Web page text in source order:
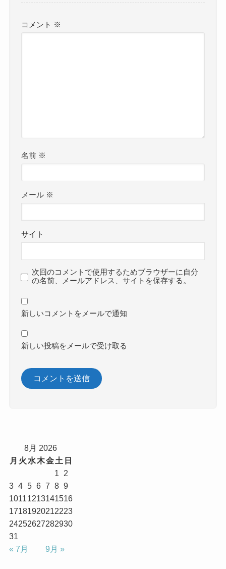
コメント ※
名前 ※
メール ※
サイト
次回のコメントで使用するためブラウザーに自分
の名前、メールアドレス、サイトを保存する。
新しいコメントをメールで通知
新しい投稿をメールで受け取る
8月 2026
月 火 水木金土 日
1
2
3 4 5 6 7 8 9
10111213141516
17181920212223
24252627282930
31
« 7月
9月 »